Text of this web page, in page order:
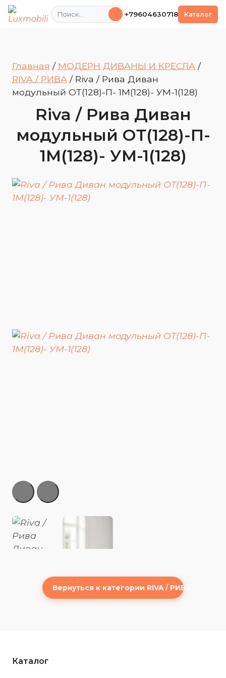
Поиск +79604630718 Каталог
Главная / МОДЕРН ДИВАНЫ И КРЕСЛА /
RIVA / РИВА / Riva / Рива Диван
модульный ОТ(128)-П- 1М(128)- УМ-1(128)
Riva / Рива Диван
модульный ОТ(128)-П-
1М(128)- УМ-1(128)
Вернуться к категории RIVA / РИВА
Каталог